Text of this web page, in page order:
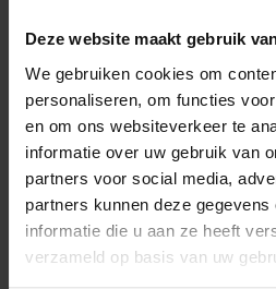
Deze website maakt gebruik
We gebruiken cookies om
personaliseren, om functies
en om ons websiteverkeer te
informatie over uw gebruik van
partners voor social media,
partners kunnen deze
informatie die u aan ze heeft
verzameld op basis van uw
Wonen Nieuws
Documenten
Amendement Nokhoogtes-
Motie Groenstructuren.docx